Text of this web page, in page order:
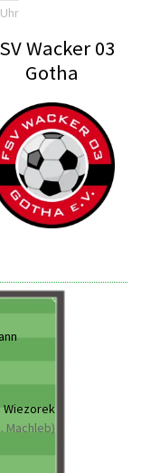
Wacker 03
Gotha
Wiezorek
Machleb)